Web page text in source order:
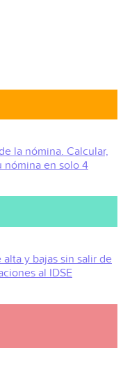
la nómina. Calcular,
nómina en solo 4
y bajas sin salir de
al IDSE